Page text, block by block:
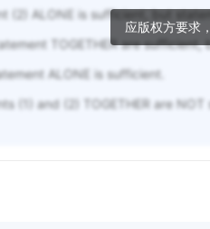
应版权方要求
(2) ALONE is sufficient, but
TOGETHER are
ALONE is sufficient.
(1) and (2) TOGETHER are